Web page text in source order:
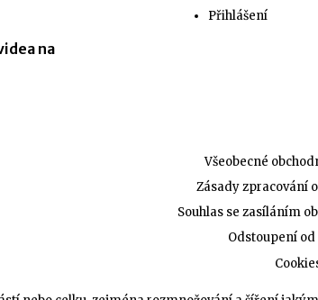
Přihlášení
na
Všeobecné
Zásady zpracování
Souhlas se zasíláním
Odstoupení